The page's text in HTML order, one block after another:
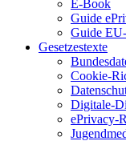
E-Book
Guide
Guide
Gesetzestexte
Cookie-
Digitale-
ePrivacy-